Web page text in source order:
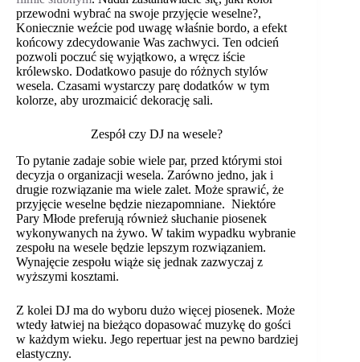
Wiadomość*
Wyślij
przewodni wybrać na swoje przyjęcie weselne?,
Koniecznie weźcie pod uwagę właśnie bordo, a efekt
końcowy zdecydowanie Was zachwyci. Ten odcień
pozwoli poczuć się wyjątkowo, a wręcz iście
królewsko. Dodatkowo pasuje do różnych stylów
wesela. Czasami wystarczy parę dodatków w tym
kolorze, aby urozmaicić dekorację sali.
Zespół czy DJ na wesele?
To pytanie zadaje sobie wiele par, przed którymi stoi
decyzja o organizacji wesela. Zarówno jedno, jak i
drugie rozwiązanie ma wiele zalet. Może sprawić, że
przyjęcie weselne będzie niezapomniane. Niektóre
Pary Młode preferują również słuchanie piosenek
wykonywanych na żywo. W takim wypadku wybranie
zespołu na wesele będzie lepszym rozwiązaniem.
Wynajęcie zespołu wiąże się jednak zazwyczaj z
wyższymi kosztami.
Z kolei DJ ma do wyboru dużo więcej piosenek. Może
wtedy łatwiej na bieżąco dopasować muzykę do gości
w każdym wieku. Jego repertuar jest na pewno bardziej
elastyczny.